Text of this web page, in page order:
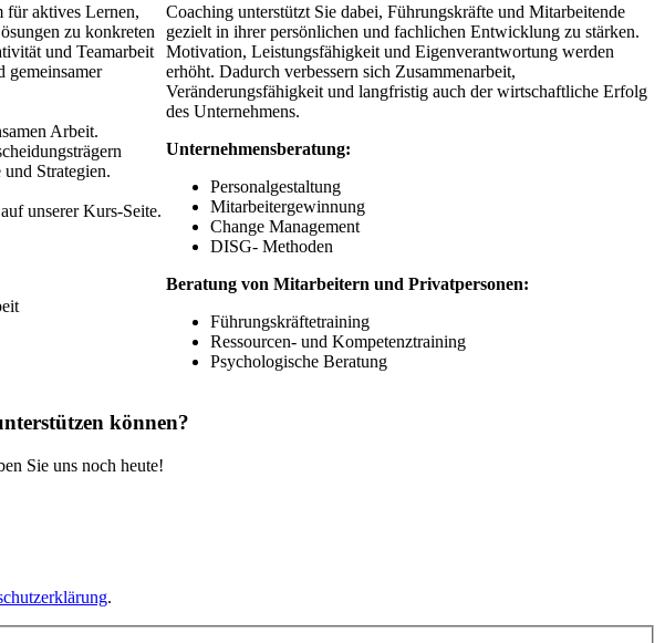
für aktives Lernen,
zu konkreten
und Teamarbeit
gemeinsamer
Arbeit.
Strategien.
unserer Kurs-Seite.
Coaching unterstützt Sie dabei, Führungskräfte und Mitarbeitende
gezielt in ihrer persönlichen und fachlichen Entwicklung zu stärken.
Motivation, Leistungsfähigkeit und Eigenverantwortung werden
erhöht. Dadurch verbessern sich Zusammenarbeit,
Veränderungsfähigkeit und langfristig auch der wirtschaftliche Erfolg
des Unternehmens.
Unternehmensberatung:
Personalgestaltung
Mitarbeitergewinnung
Change Management
DISG- Methoden
Beratung von Mitarbeitern und Privatpersonen:
Führungskräftetraining
Ressourcen- und Kompetenztraining
Psychologische Beratung
können?
Sie uns noch heute!
.